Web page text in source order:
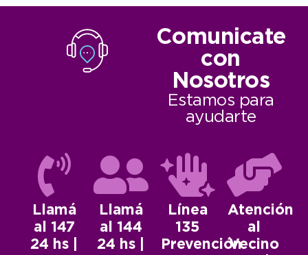
Comunicate
con
Nosotros
Estamos para
ayudarte
Llamá
al 147
24 hs |
Llamá
al 144
24 hs |
Línea
135
Prevención
Atención
al
Vecino